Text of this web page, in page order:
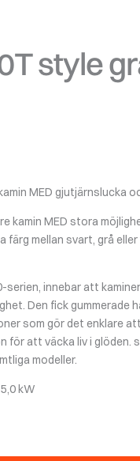
style
MED gjutjärnslucka
kamin MED stora
färg mellan svart, grå
serien, innebar att
Den fick gummerade
som gör det enklare
för att väcka liv i glöden.
modeller.
kW